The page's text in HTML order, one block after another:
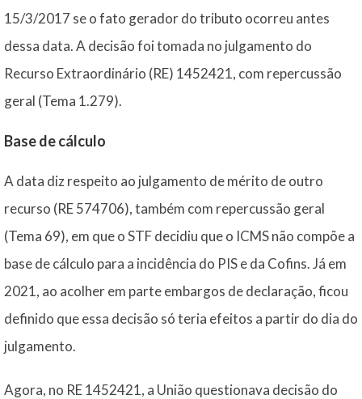
15/3/2017 se o fato gerador do tributo ocorreu antes
dessa data. A decisão foi tomada no julgamento do
Recurso Extraordinário (RE) 1452421, com repercussão
geral (Tema 1.279).
Base de cálculo
A data diz respeito ao julgamento de mérito de outro
recurso (RE 574706), também com repercussão geral
(Tema 69), em que o STF decidiu que o ICMS não compõe a
base de cálculo para a incidência do PIS e da Cofins. Já em
2021, ao acolher em parte embargos de declaração, ficou
definido que essa decisão só teria efeitos a partir do dia do
julgamento.
Agora, no RE 1452421, a União questionava decisão do